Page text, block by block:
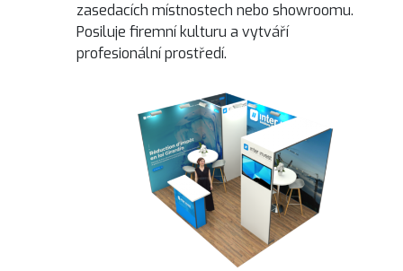
zasedacích místnostech nebo showroomu.
Posiluje firemní kulturu a vytváří
profesionální prostředí.